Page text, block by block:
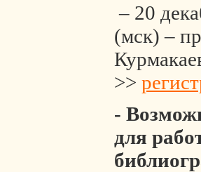
– 20
(мск) –
>>
-
для